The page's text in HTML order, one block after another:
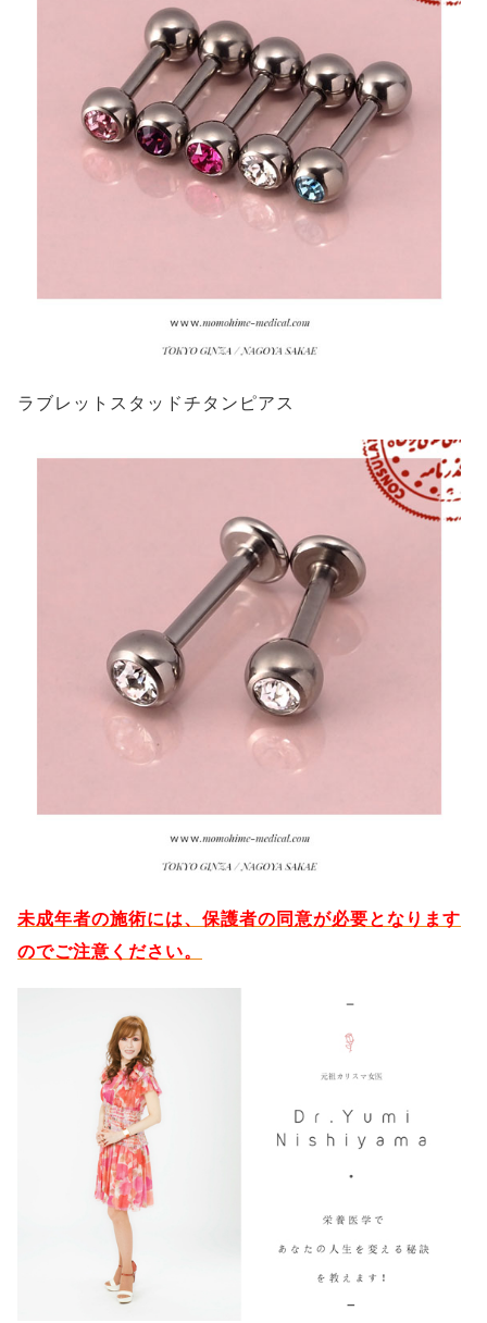
ラブレットスタッドチタンピアス
未成年者の施術には、保護者の同意が必要となります
のでご注意ください。